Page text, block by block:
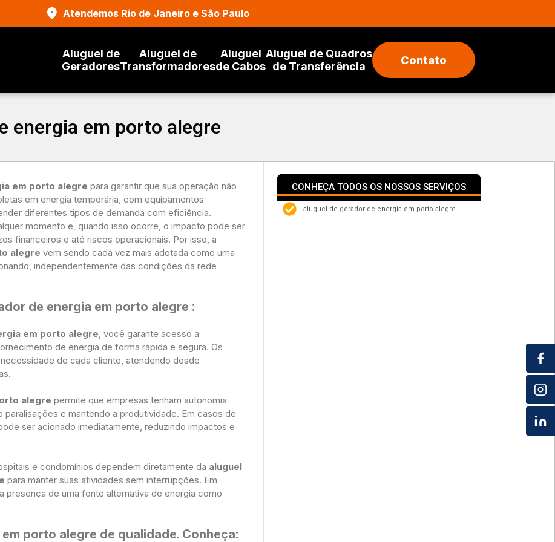
Atendemos Rio de Janeiro e São Paulo
Aluguel de
Geradores
Aluguel de
Transformadores
Aluguel
de Cabos
Aluguel de Quadros
de Transferência
Contato
energia em porto alegre
em porto alegre para garantir que sua operação não
em energia temporária, com equipamentos
diferentes tipos de demanda com eficiência.
momento e, quando isso ocorre, o impacto pode ser
financeiros e até riscos operacionais. Por isso, a
alegre vem sendo cada vez mais adotada como uma
independentemente das condições da rede
de energia em porto alegre :
em porto alegre, você garante acesso a
de energia de forma rápida e segura. Os
de cada cliente, atendendo desde
alegre permite que empresas tenham autonomia
e mantendo a produtividade. Em casos de
ser acionado imediatamente, reduzindo impactos e
e condomínios dependem diretamente da aluguel
para manter suas atividades sem interrupções. Em
presença de uma fonte alternativa de energia como
porto alegre de qualidade. Conheça:
CONHEÇA TODOS OS NOSSOS SERVIÇOS
aluguel de gerador de energia em porto alegre